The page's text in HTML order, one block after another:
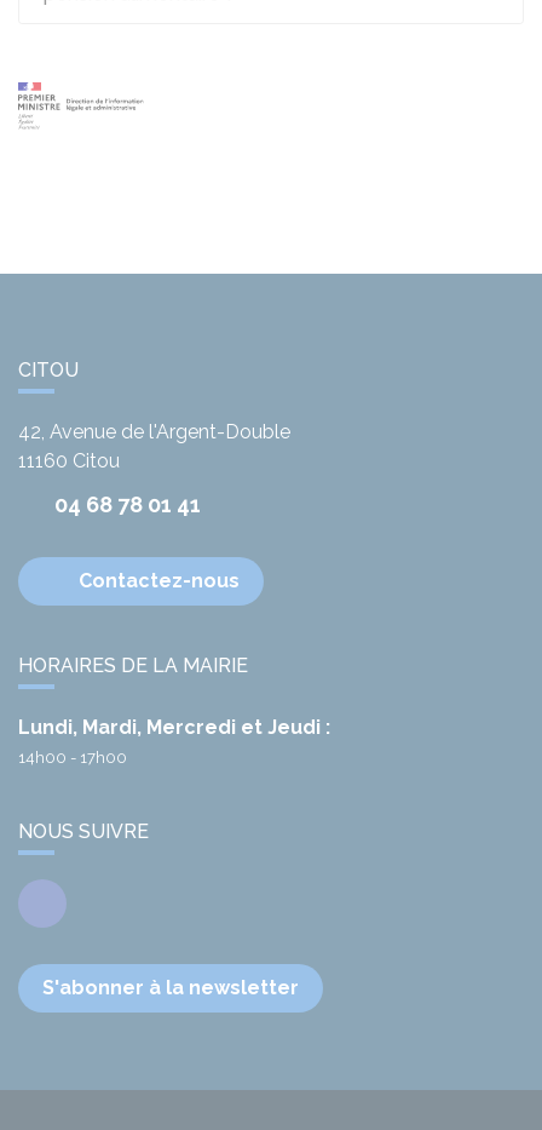
CITOU
42, Avenue de l'Argent-Double
11160 Citou
04 68 78 01 41
Contactez-nous
HORAIRES DE LA MAIRIE
Lundi, Mardi, Mercredi et Jeudi :
14h00 - 17h00
NOUS SUIVRE
Facebook
S'abonner à la newsletter